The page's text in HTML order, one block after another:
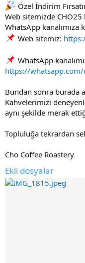
Özel İndirim
Web sitemizde
WhatsApp kanalımıza
Web sitemiz:
WhatsApp
https://whatsapp.com/
Bundan sonra burada
Kahvelerimizi
aynı şekilde merak
Topluluğa tekrardan
Cho Coffee Roastery
Ekli dosyalar